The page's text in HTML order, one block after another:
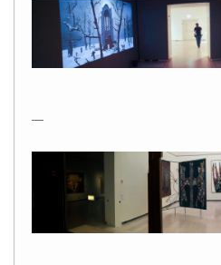
—